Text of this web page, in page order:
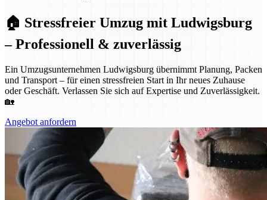
🏠 Stressfreier Umzug mit Ludwigsburg
– Professionell & zuverlässig
Ein Umzugsunternehmen Ludwigsburg übernimmt Planung, Packen
und Transport – für einen stressfreien Start in Ihr neues Zuhause
oder Geschäft. Verlassen Sie sich auf Expertise und Zuverlässigkeit.
🏡
Angebot anfordern